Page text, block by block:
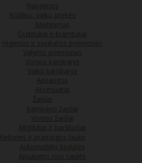
Naujienos
Kūdikių, vaikų prekės
Maitinimas
Čiulptukai ir kramtukai
Higienos ir sveikatos priemonės
Valymo priemonės
Vonios kambarys
Vaiko kambarys
Apsaugos
Aksesuarai
Žaislai
Kambario žaislai
Vonios žaislai
Migdukai ir barškučiai
Kelionės ir pramogos lauke
Automobilio kėdutės
Apsaugos nuo saulės